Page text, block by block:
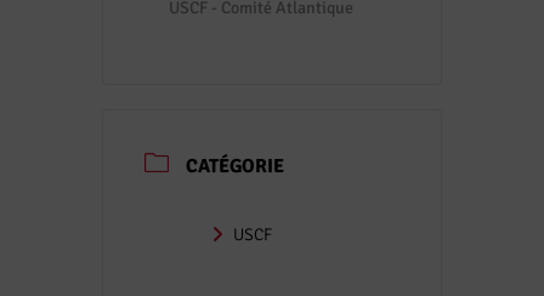
USCF - Comité Atlantique
CATÉGORIE
USCF